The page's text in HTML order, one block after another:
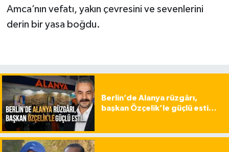
Amca’nın vefatı, yakın çevresini ve sevenlerini
derin bir yasa boğdu.
Berlin’de Alanya rüzgârı,
başkan Özçelik’le güçlü esti…